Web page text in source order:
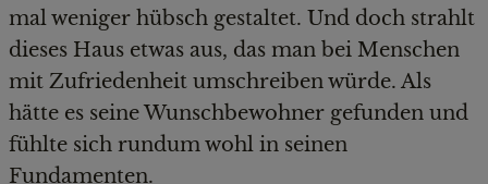
mal weniger hübsch gestaltet. Und doch strahlt
dieses Haus etwas aus, das man bei Menschen
mit Zufriedenheit umschreiben würde. Als
hätte es seine Wunschbewohner gefunden und
fühlte sich rundum wohl in seinen
Fundamenten.